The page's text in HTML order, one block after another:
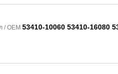
/ OEM 53410-10060 53410-16080